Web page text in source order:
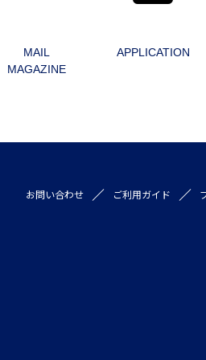
MAIL
MAGAZINE
APPLICATION
お問い合わせ ご利用ガイド